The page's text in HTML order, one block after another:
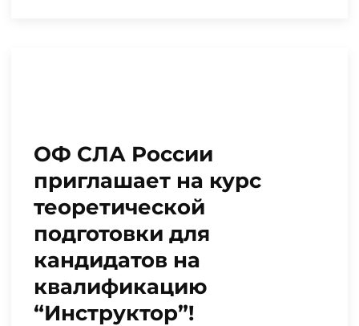
ОФ СЛА России
приглашает на курс
теоретической
подготовки для
кандидатов на
квалификацию
“Инструктор”!